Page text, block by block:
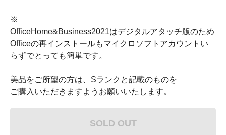
※
OfficeHome&Business2021はデジタルアタッチ版のため
Officeの再インストールもマイクロソフトアカウントい
らずでとっても簡単です。
美品をご所望の方は、Sランクと記載のものを
ご購入いただきますようお願いいたします。
SOLD OUT